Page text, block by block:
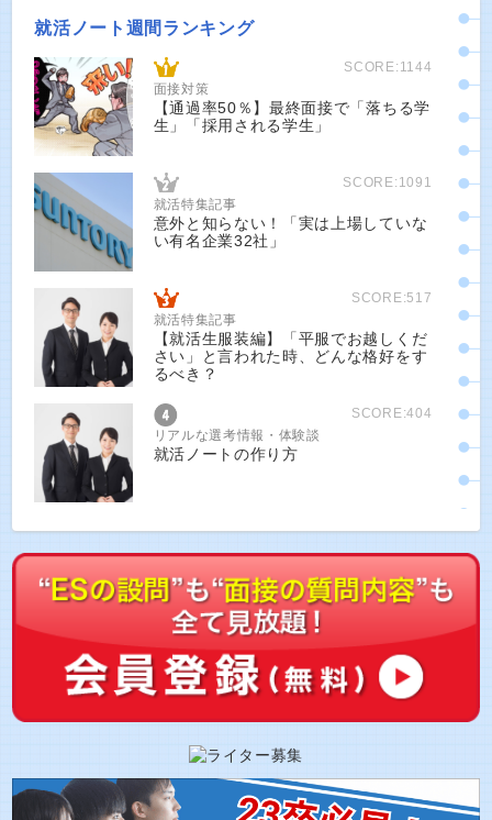
就活ノート週間ランキング
SCORE:1144
面接対策
【通過率50％】最終面接で「落ちる学
生」「採用される学生」
SCORE:1091
就活特集記事
意外と知らない！「実は上場していな
い有名企業32社」
SCORE:517
就活特集記事
【就活生服装編】「平服でお越しくだ
さい」と言われた時、どんな格好をす
るべき？
SCORE:404
リアルな選考情報・体験談
就活ノートの作り方